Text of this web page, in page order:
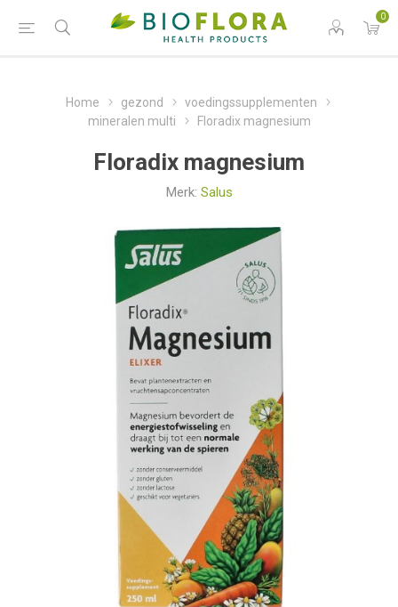
0
Home gezond
voedingssupplementen
mineralen multi
Floradix magnesium
Floradix magnesium
Merk: Salus